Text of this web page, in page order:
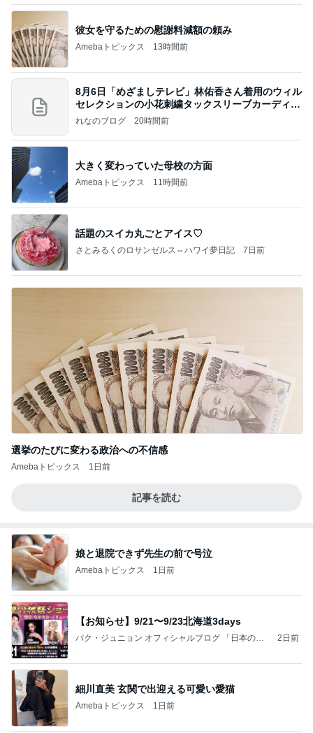
彼女を守るための慰謝料減額の頼み
Amebaトピックス 13時間前
8月6日「めざましテレビ」林佑香さん着用のウィル
セレクションの小花刺繍タックスリーブカーディガ
ン
れなのブログ 20時間前
大きく変わっていた母校の方面
Amebaトピックス 11時間前
話題のスイカ丸ごとアイス♡
さとみるくのロサンゼルス⇔ハワイ夢日記 7日前
選挙のたびに変わる政治への不信感
Amebaトピックス 1日前
記事を読む
娘と退院できず先生の前で号泣
Amebaトピックス 1日前
【お知らせ】9/21〜9/23北海道3days
パク・ジュニョン オフィシャルブログ 「日本の
2日前
細川直美 玄関で出迎える可愛い愛猫
Amebaトピックス 1日前